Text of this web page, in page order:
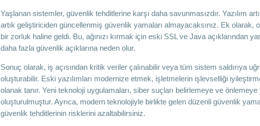
Yaşlanan sistemler, güvenlik tehditlerine karşı daha savunmasızdır. Yazılım
artık geliştiriciden güncellenmiş güvenlik yamaları almayacaksınız. Ek
bir zorluk haline geldi. Bu, ağınızı kırmak için eski SSL ve Java açıklarından
daha fazla güvenlik açıklarına neden olur.
Sonuç olarak, iş açısından kritik veriler çalınabilir veya tüm sistem saldırıya
oluşturabilir. Eski yazılımları modernize etmek, işletmelerin işlevselliği
olanak tanır. Yeni teknoloji uygulamaları, siber suçları belirlemeye ve
oluşturulmuştur. Ayrıca, modern teknolojiyle birlikte gelen düzenli güvenlik
güvenlik tehditlerinin risklerini azaltabilirsiniz.